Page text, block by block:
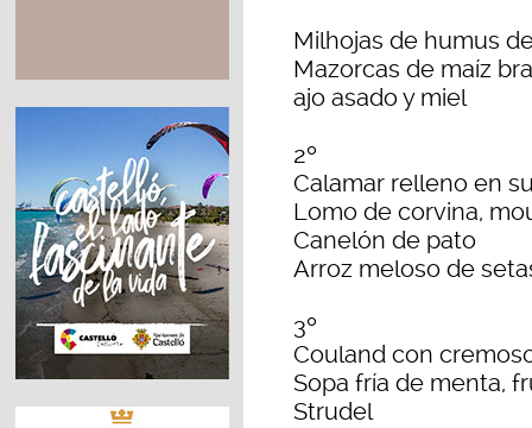
Milhojas de humus
Mazorcas de maíz
ajo asado y miel
2º
Calamar relleno en
Lomo de corvina,
Canelón de pato
Arroz meloso de
3º
Couland con
Sopa fría de menta,
Strudel